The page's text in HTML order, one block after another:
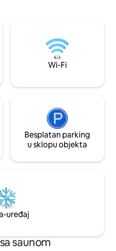
psi su
je
pećnicom s
pećnicom,
hladnjakom,
WC-om.
Wi-Fi
Besplatan parking
u sklopu objekta
uređaj
saunom